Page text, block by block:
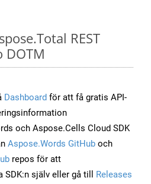
REST
DOTM
Dashboard för att få gratis API-
och Aspose.Cells Cloud SDK
Aspose.Words GitHub och
repos för att
SDK:n själv eller gå till Releases